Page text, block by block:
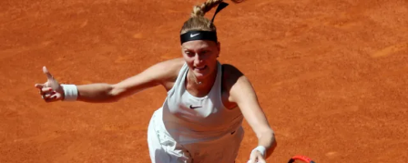
Cyklistika
DALŠÍ SPORTY
Americký fotbal
Baseball a softbal
NEPŘEHLÉDNĚTE
Soutěže